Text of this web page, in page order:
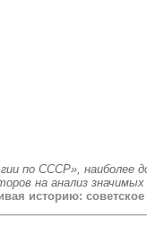
по СССР»,
на анализ значимых
историю: